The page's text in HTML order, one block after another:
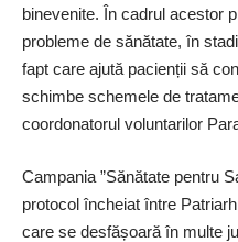
binevenite. În cadrul acestor
probleme de sănătate, în
fapt care ajută pacienții să
schimbe schemele de
coordonatorul voluntarilor
Campania ”Sănătate pentru
protocol încheiat între
care se desfășoară în multe